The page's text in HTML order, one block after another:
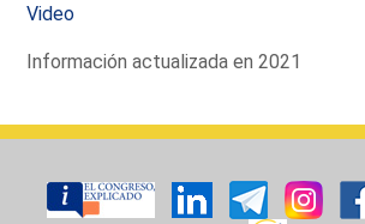
Video
Información actualizada en 2021